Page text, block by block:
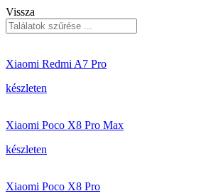
Vissza
Xiaomi Redmi A7 Pro
készleten
Xiaomi Poco X8 Pro Max
készleten
Xiaomi Poco X8 Pro